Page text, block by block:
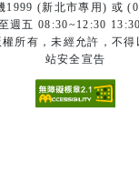
1999 (新北市專用) 或
週五 08:30~12:30
所有，未經允許，不
站安全宣告